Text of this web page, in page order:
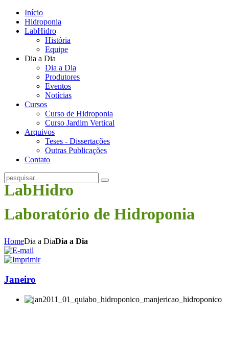
Início
Hidroponia
LabHidro
História
Equipe
Dia a Dia
Dia a Dia
Produtores
Eventos
Notícias
Cursos
Curso de Hidroponia
Curso Jardim Vertical
Arquivos
Teses - Dissertações
Outras Publicações
Contato
LabHidro
Laboratório de Hidroponia
HomeDia a DiaDia a Dia
Janeiro